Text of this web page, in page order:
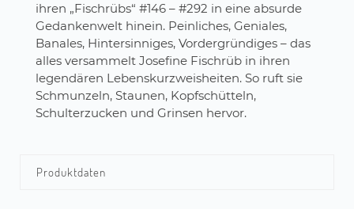
ihren „Fischrübs“ #146 – #292 in eine absurde
Gedankenwelt hinein. Peinliches, Geniales,
Banales, Hintersinniges, Vordergründiges – das
alles versammelt Josefine Fischrüb in ihren
legendären Lebenskurzweisheiten. So ruft sie
Schmunzeln, Staunen, Kopfschütteln,
Schulterzucken und Grinsen hervor.
Produktdaten